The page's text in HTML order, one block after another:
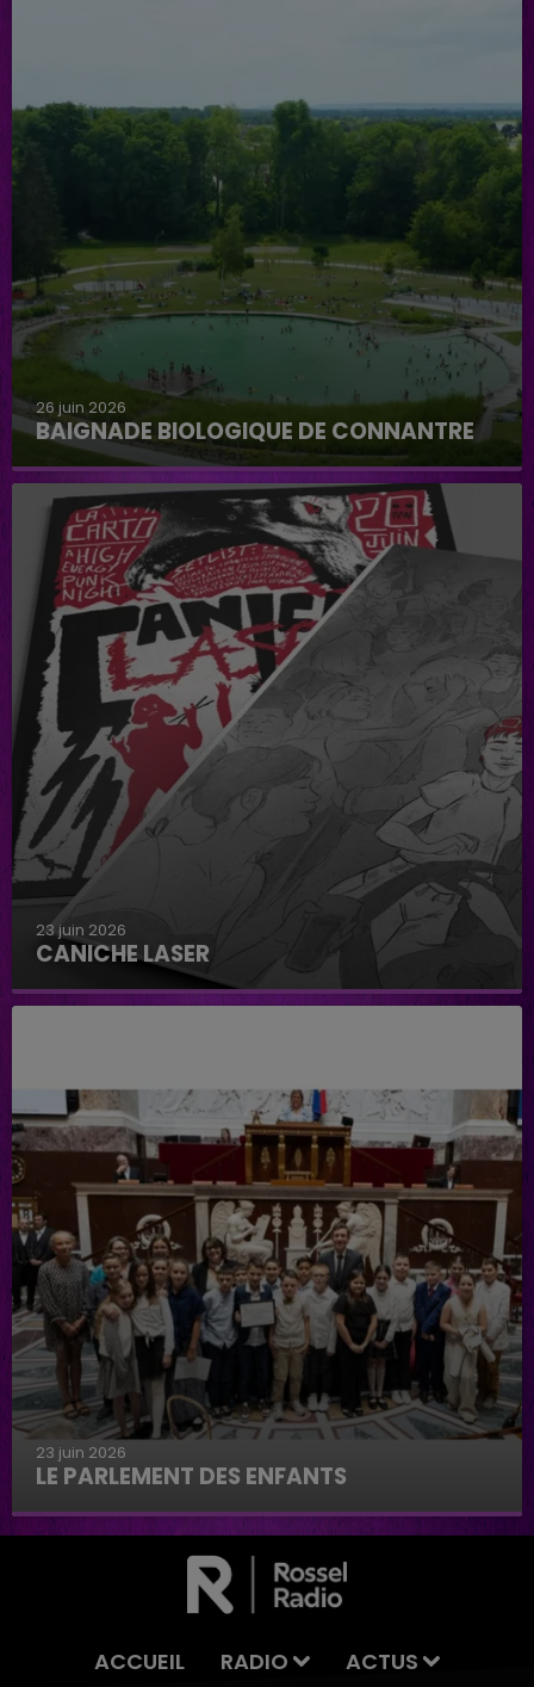
26 juin 2026
BAIGNADE BIOLOGIQUE DE CONNANTRE
Baignade biologique de Connantre
23 juin 2026
CANICHE LASER
Caniche Laser
23 juin 2026
LE PARLEMENT DES ENFANTS
Le parlement des enfants
ACCUEIL RADIO ACTUS